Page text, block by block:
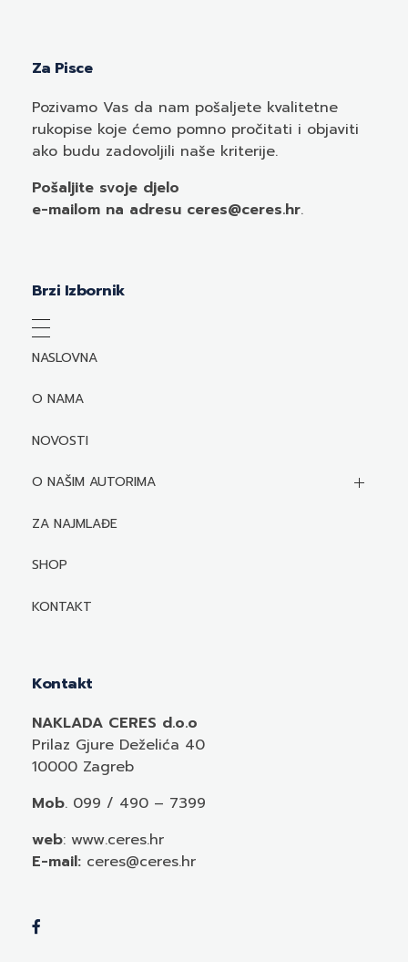
Za Pisce
Pozivamo Vas da nam pošaljete kvalitetne
rukopise koje ćemo pomno pročitati i objaviti
ako budu zadovoljili naše kriterije.
Pošaljite svoje djelo
e-mailom na adresu ceres@ceres.hr.
Brzi Izbornik
NASLOVNA
O NAMA
NOVOSTI
O NAŠIM AUTORIMA
Biografije autora
Mediji o autorima i njihovim naslovima
ZA NAJMLAĐE
SHOP
KONTAKT
Kontakt
NAKLADA CERES d.o.o
Prilaz Gjure Deželića 40
10000 Zagreb
Mob. 099 / 490 – 7399
web: www.ceres.hr
E-mail: ceres@ceres.hr